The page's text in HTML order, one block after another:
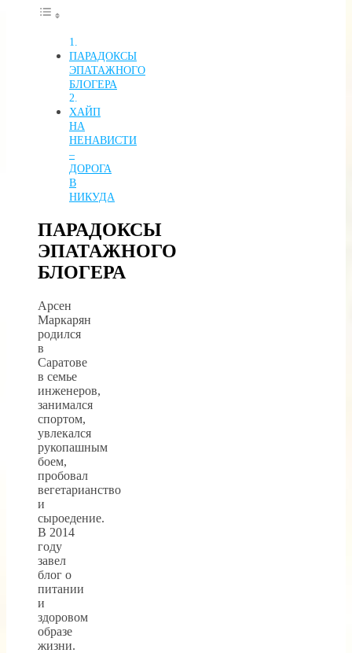
ПАРАДОКСЫ
ЭПАТАЖНОГО
БЛОГЕРА
ХАЙП
НА
НЕНАВИСТИ
–
ДОРОГА
В
НИКУДА
ПАРАДОКСЫ
ЭПАТАЖНОГО
БЛОГЕРА
Арсен
Маркарян
родился
в
Саратове
в семье
инженеров,
занимался
спортом,
увлекался
рукопашным
боем,
пробовал
вегетарианство
и
сыроедение.
В 2014
году
завел
блог о
питании
и
здоровом
образе
жизни.